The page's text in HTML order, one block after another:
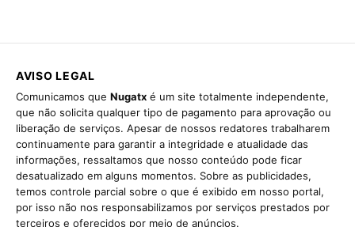
AVISO LEGAL
Comunicamos que Nugatx é um site totalmente independente,
que não solicita qualquer tipo de pagamento para aprovação ou
liberação de serviços. Apesar de nossos redatores trabalharem
continuamente para garantir a integridade e atualidade das
informações, ressaltamos que nosso conteúdo pode ficar
desatualizado em alguns momentos. Sobre as publicidades,
temos controle parcial sobre o que é exibido em nosso portal,
por isso não nos responsabilizamos por serviços prestados por
terceiros e oferecidos por meio de anúncios.